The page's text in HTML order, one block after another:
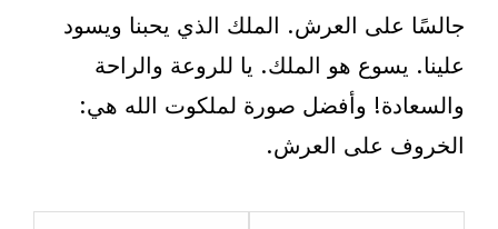
جالسًا على العرش. الملك الذي يحبنا ويسود
علينا. يسوع هو الملك. يا للروعة والراحة
والسعادة! وأفضل صورة لملكوت الله هي:
الخروف على العرش.